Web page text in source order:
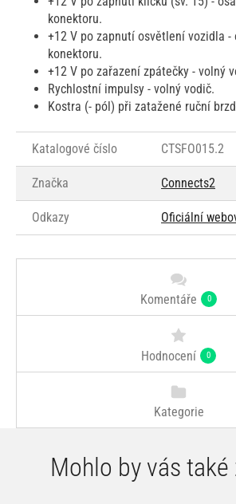
konektoru.
+12 V po zapnutí osvětlení vozidla -
konektoru.
+12 V po zařazení zpátečky - volný
Rychlostní impulsy - volný vodič.
Kostra (- pól) při zatažené ruční
Katalogové číslo CTSFO015.2
Značka Connects2
Odkazy Oficiální
Komentáře 0
Hodnocení 0
Kategorie
Mohlo by vás